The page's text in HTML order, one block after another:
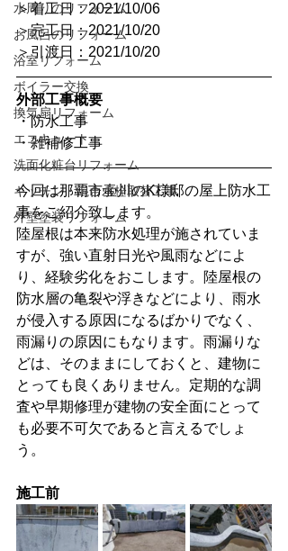
水周りのリフォーム
お風呂のリフォーム
浴室リフォーム
ボイラー交換
換気扇リフォーム
エコキュート
洗面化粧台リフォーム
キッチン・混合水栓取替工事
外壁塗装リフォーム
＞着工日：2021/10/06
＞完工日：2021/10/20
＞引渡日：2021/10/20
外部工事概要
・防水工事
・雑補修工事
今回は那覇市壷川のK様邸の屋上防水工
事をご紹介致します。
陸屋根は本来防水処理が施されていま
すが、強い直射日光や風雨などによ
り、経験劣化をおこします。陸屋根の
防水層の亀裂や浮きなどにより、雨水
が侵入する原因になるばかりでなく、
雨漏りの原因にもなります。雨漏りな
どは、そのままにしておくと、建物に
とっても良くありません。定期的な調
査や早期修理が建物の安全面にとって
も必要不可欠であると言えるでしょ
う。
施工前